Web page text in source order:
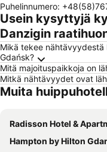
Puhelinnumero:
Usein kysyttyjä
Danzigin
Mikä tekee nähtävyydestä
Gdańsk?
Mitä majoituspaikkoja on
Mitkä nähtävyydet ovat
Muita
Radisson Hotel & Apartments
Hampton by Hilton Gdansk Old